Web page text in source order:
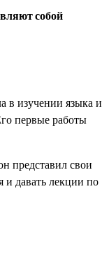
собой
в изучении языка и
первые работы
представил свои
и давать лекции по